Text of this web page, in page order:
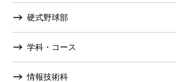
硬式野球部
学科・コース
情報技術科